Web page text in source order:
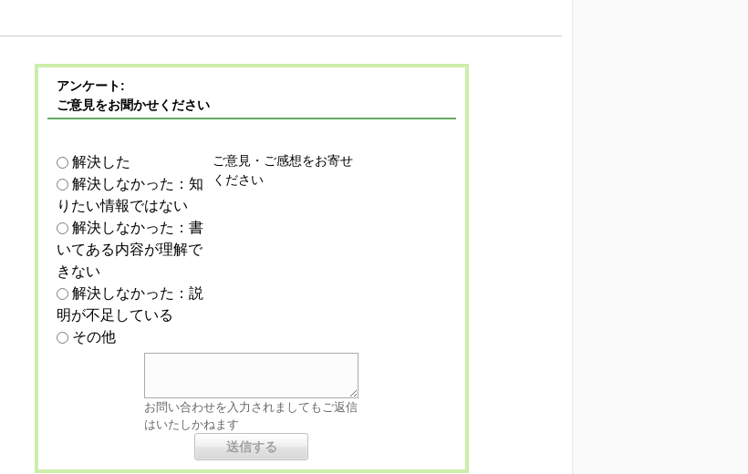
アンケート:
ご意見をお聞かせください
解決した
解決しなかった：知
りたい情報ではない
解決しなかった：書
いてある内容が理解で
きない
解決しなかった：説
明が不足している
その他
ご意見・ご感想をお寄せ
ください
お問い合わせを入力されましてもご返信
はいたしかねます